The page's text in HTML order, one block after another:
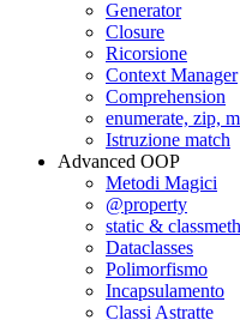
Generator
Closure
Ricorsione
Context Manager
Comprehension
enumerate, zip,
Istruzione match
Advanced OOP
Metodi Magici
@property
static &
Dataclasses
Polimorfismo
Incapsulamento
Classi Astratte